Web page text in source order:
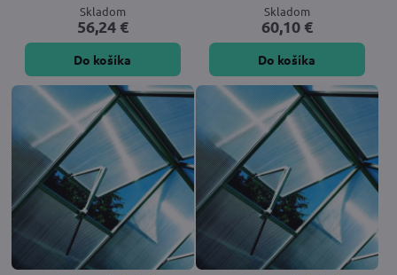
Skladom
56,24 €
Do košíka
Skladom
60,10 €
Do košíka